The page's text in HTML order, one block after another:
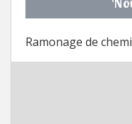
Ramonage de